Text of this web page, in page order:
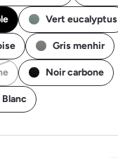
Vert eucalyptus
Gris menhir
Noir carbone